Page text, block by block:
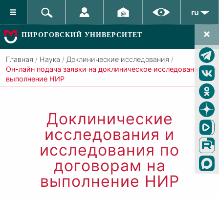
ru
ПИРОГОВСКИЙ УНИВЕРСИТЕТ
Главная / Наука / Доклинические исследования /
Он-лайн подача заявки на доклиническое исследование или
выполнение НИР
Доклинические
исследования и
исследования по
договорам на
выполнение НИР